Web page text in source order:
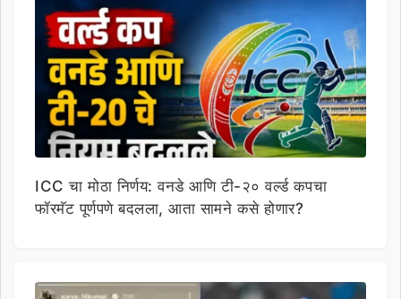
ICC चा मोठा निर्णय: वनडे आणि टी-२० वर्ल्ड कपचा
फॉरमॅट पूर्णपणे बदलला, आता सामने कसे होणार?